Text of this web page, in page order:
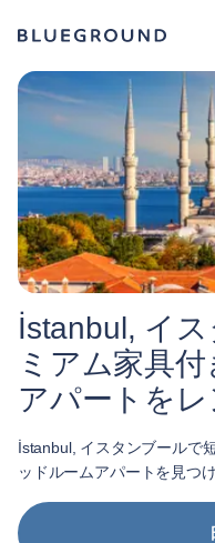
İstanbul, イ
ミアム家具
アパートをレ
İstanbul, イスタンブールで
ッドルームアパートを見つ